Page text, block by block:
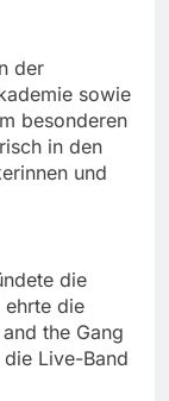
der
sowie
besonderen
in den
und
die
ehrte die
the Gang
Live-Band